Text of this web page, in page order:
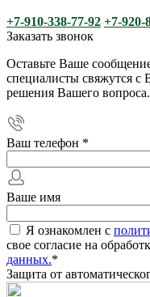
+7-910-338-77-92 +7-920-
Заказать звонок
Оставьте Ваше
специалисты свяжутся с
решения Вашего вопроса.
Ваш телефон *
Ваше имя
Я ознакомлен с
свое согласие на
данных.*
Защита от